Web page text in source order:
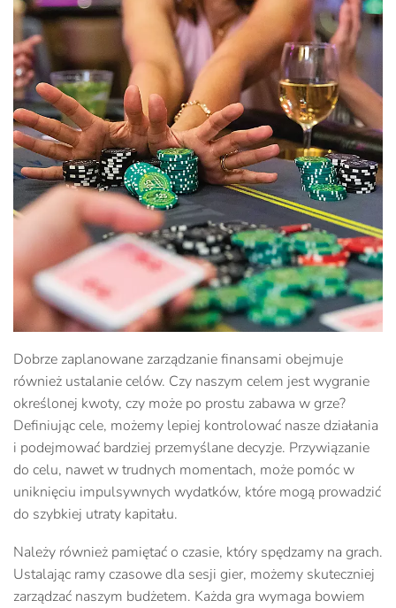
Dobrze zaplanowane zarządzanie finansami obejmuje
również ustalanie celów. Czy naszym celem jest wygranie
określonej kwoty, czy może po prostu zabawa w grze?
Definiując cele, możemy lepiej kontrolować nasze działania
i podejmować bardziej przemyślane decyzje. Przywiązanie
do celu, nawet w trudnych momentach, może pomóc w
uniknięciu impulsywnych wydatków, które mogą prowadzić
do szybkiej utraty kapitału.
Należy również pamiętać o czasie, który spędzamy na grach.
Ustalając ramy czasowe dla sesji gier, możemy skuteczniej
zarządzać naszym budżetem. Każda gra wymaga bowiem